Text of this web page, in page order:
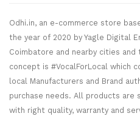
Odhi.in, an e-commerce store
the year of 2020 by Yagle Digital
Coimbatore and nearby cities and
concept is #VocalForLocal which
local Manufacturers and Brand
purchase needs. All products
with right quality, warranty and